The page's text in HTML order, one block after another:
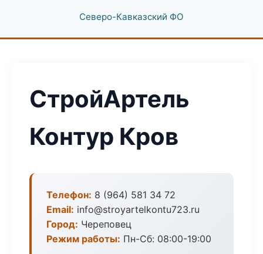
Северо-Кавказский ФО
СтройАртель
Контур Кров
Телефон: 8 (964) 581 34 72
Email: info@stroyartelkontu723.ru
Город: Череповец
Режим работы: Пн-Сб: 08:00-19:00